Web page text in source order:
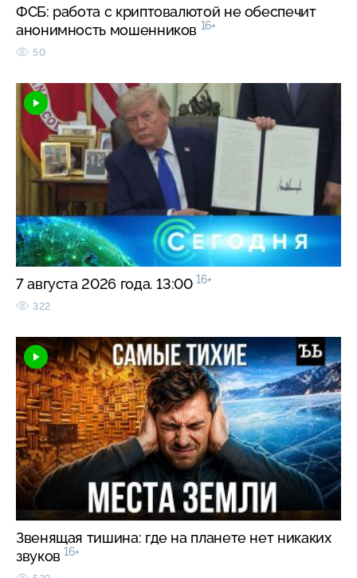
ФСБ: работа с криптовалютой не обеспечит
анонимность мошенников 16+
50
7 августа 2026 года. 13:00 16+
322
Звенящая тишина: где на планете нет никаких
звуков 16+